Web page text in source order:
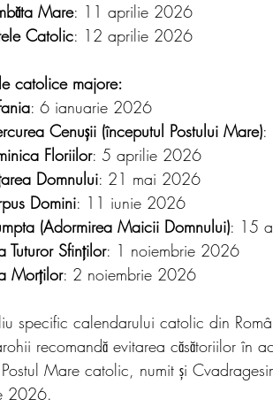
Mare: 11 aprilie 2026
Catolic: 12 aprilie 2026
catolice majore:
: 6 ianuarie 2026
Cenușii (începutul Postului Mare):
Floriilor: 5 aprilie 2026
Domnului: 21 mai 2026
Domini: 11 iunie 2026
(Adormirea Maicii Domnului): 15
Tuturor Sfinților: 1 noiembrie 2026
Morților: 2 noiembrie 2026
specific calendarului catolic din
recomandă evitarea căsătoriilor în
Mare catolic, numit și
2026.